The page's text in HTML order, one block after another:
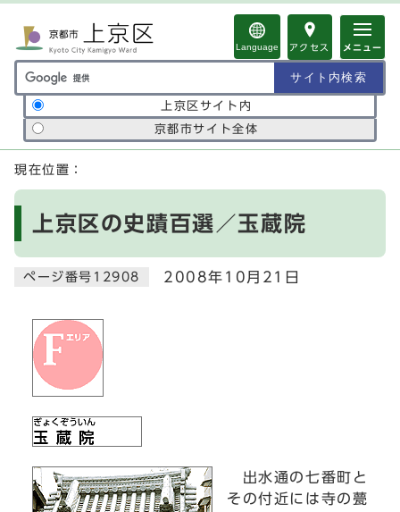
Language アクセス メニュー
サイト内検索の範囲
上京区サイト内
京都市サイト全体
ここから本文です
現在位置：
上京区の史蹟百選／玉蔵院
ページ番号12908 2008年10月21日
出水通の七番町と
その付近には寺の甍